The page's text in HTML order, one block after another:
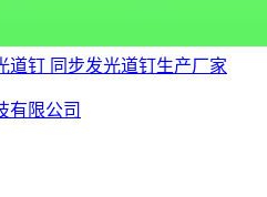
道钉 同步发光道钉生产厂家
有限公司